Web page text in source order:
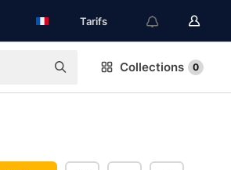
Tarifs
Collections 0